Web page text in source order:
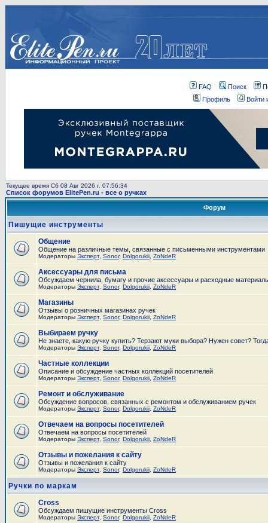
FAQ Поиск
Профиль
Войти
Текущее время Сб 08 Авг 2026 г. 07:56:34
Список форумов ElitePen.ru - все о ручках
Форум
Пишущие инструменты
Общение
Общение на различные темы, связанные с письменными инструментами
Модераторы Эксперт, Sonor, Dolgorukii ZoNdeR
Аксессуары для письма
Обсуждаем чернила, бумагу и прочие аксессуары и расходные
Модераторы Эксперт, Sonor, Dolgorukii ZoNdeR
Магазины
Отзывы о розничных магазинах ручек
Модераторы Эксперт, Sonor, Dolgorukii ZoNdeR
Выбираем ручку
Не знаете, какую ручку купить? Терзают муки выбора? Нужен совет?
Модераторы Эксперт, Sonor, Dolgorukii ZoNdeR
Частные коллекции
Описание и обсуждение частных коллекций посетителей
Модераторы Эксперт, Sonor, Dolgorukii ZoNdeR
Ремонт и обслуживание
Обсуждение вопросов, связанных с ремонтом и обслуживанием ручек
Модераторы Эксперт, Sonor, Dolgorukii ZoNdeR
Отвечаем на вопросы посетителей
Отвечаем на вопросы посетителей
Модераторы Эксперт, Sonor, Dolgorukii ZoNdeR
Отзывы и пожелания к сайту
Отзывы и пожелания к сайту
Модераторы Эксперт, Sonor, Dolgorukii ZoNdeR
Ручки по маркам
Cross
Обсуждаем пишущие инструменты Cross
Модераторы Эксперт, Sonor, Dolgorukii ZoNdeR